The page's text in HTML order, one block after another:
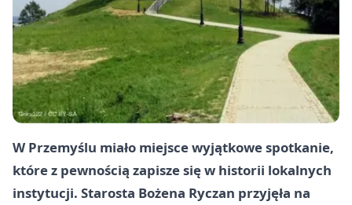
W Przemyślu miało miejsce wyjątkowe spotkanie,
które z pewnością zapisze się w historii lokalnych
instytucji. Starosta Bożena Ryczan przyjęła na